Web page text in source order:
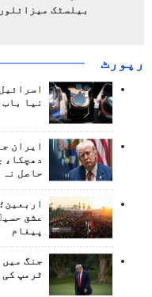
بیلسٹک
رپورٹ
نیا
ایران
دھچکا،
حاصل نہ
عشق
پیغام
جنگ میں
ٹرمپ